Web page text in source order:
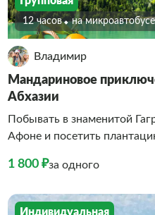
12 часов На микроавтобусе
Владимир
Мандариновое
Абхазии
Побывать в знаменитой
Афоне и посетить
1 800 ₽за одного
Индивидуальная